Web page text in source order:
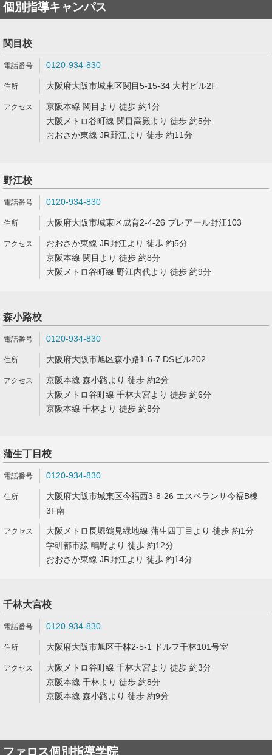
個別指導キャンパス
関目校
0120-934-830
大阪府大阪市城東区関目5-15-34 大村ビル2F
京阪本線 関目より 徒歩 約1分
大阪メトロ谷町線 関目高殿より 徒歩 約5分
おおさか東線 JR野江より 徒歩 約11分
野江校
0120-934-830
大阪府大阪市城東区成育2-4-26 プレアール野江103
おおさか東線 JR野江より 徒歩 約5分
京阪本線 関目より 徒歩 約8分
大阪メトロ谷町線 野江内代より 徒歩 約9分
森小路校
0120-934-830
大阪府大阪市旭区森小路1-6-7 DSビル202
京阪本線 森小路より 徒歩 約2分
大阪メトロ谷町線 千林大宮より 徒歩 約6分
京阪本線 千林より 徒歩 約8分
蒲生丁目校
0120-934-830
大阪府大阪市城東区今福西3-8-26 エスペランサ今福B棟
3F南
大阪メトロ長堀鶴見緑地線 蒲生四丁目より 徒歩 約1分
学研都市線 鴫野より 徒歩 約12分
おおさか東線 JR野江より 徒歩 約14分
千林大宮校
0120-934-830
大阪府大阪市旭区千林2-5-1 ドルフ千林101号室
大阪メトロ谷町線 千林大宮より 徒歩 約3分
京阪本線 千林より 徒歩 約8分
京阪本線 森小路より 徒歩 約9分
ファロス個別指導学院